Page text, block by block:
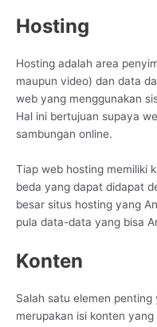
Hosting
Hosting adalah area
maupun video) dan data
web yang menggunakan
Hal ini bertujuan supaya
sambungan online.
Tiap web hosting memiliki
beda yang dapat didapat
besar situs hosting yang
pula data-data yang bisa
Konten
Salah satu elemen
merupakan isi konten